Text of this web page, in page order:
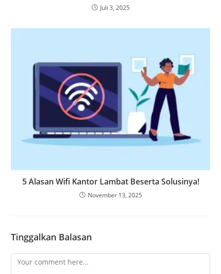
Juli 3, 2025
5 Alasan Wifi Kantor Lambat Beserta Solusinya!
November 13, 2025
Tinggalkan Balasan